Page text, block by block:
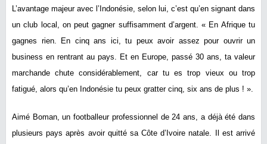
L’avantage majeur avec l’Indonésie, selon lui, c’est qu’en signant dans
un club local, on peut gagner suffisamment d’argent. « En Afrique tu
gagnes rien. En cinq ans ici, tu peux avoir assez pour ouvrir un
business en rentrant au pays. Et en Europe, passé 30 ans, ta valeur
marchande chute considérablement, car tu es trop vieux ou trop
fatigué, alors qu’en Indonésie tu peux gratter cinq, six ans de plus ! ».
Aimé Boman, un footballeur professionnel de 24 ans, a déjà été dans
plusieurs pays après avoir quitté sa Côte d’Ivoire natale. Il est arrivé